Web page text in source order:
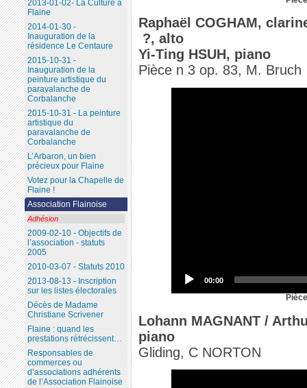
Raphaël COGHAM,
?, alto
Yi-Ting HSUH, piano
Pièce n 3 op. 83, M. Bruch
00:00
Lohann MAGNANT /
piano
Gliding, C NORTON
2013-01-02- La Culture à
Flaine
2014-01-30 -
Inauguration de la
résidence Le Centaure
2015-10-31 -
Inauguration de la
peinture artistique du
paravalanche de
Corbalanche
2015-10-31 - La peinture
artistique du
paravalanche de
Corbalanche
L’Arbaron, un bien
précieux pour Flaine
Votez pour la Chapelle de
Flaine !
Association Flainoise
Adhésion
2009-02-10 - Objectifs de
l’association - statuts
2005
2010-03-07 - Statuts 2010
2013-08-13 - Inscription
sur les listes électorales
Décès de Madame
Christiane Scrivener
Flaine : quand les
prestations rétrécissent…
Responsables de
commerces ou
d’associations adhérents
de l’Association Flainoise